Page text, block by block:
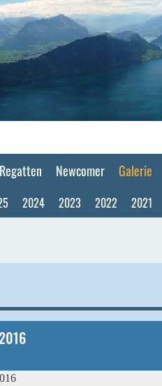
Regatten Newcomer Galerie
2024 2023 2022 2021